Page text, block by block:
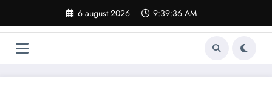
conținut
6 august 2026 9:39:37 AM